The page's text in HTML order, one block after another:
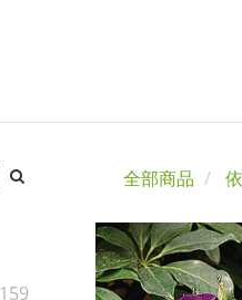
159
全部商品